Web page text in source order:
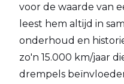
voor de waarde van
leest hem altijd in
onderhoud en
zo'n 15.000 km/jaar
drempels